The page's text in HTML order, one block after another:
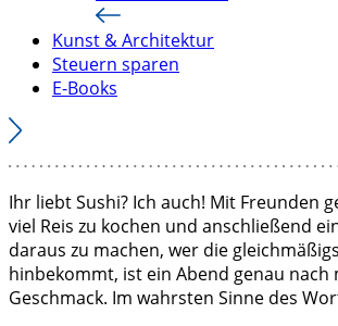
Kunst & Architektur
Steuern sparen
E-Books
Ihr liebt Sushi? Ich auch! Mit Freunden
viel Reis zu kochen und anschließend
daraus zu machen, wer die
hinbekommt, ist ein Abend genau nach
Geschmack. Im wahrsten Sinne des